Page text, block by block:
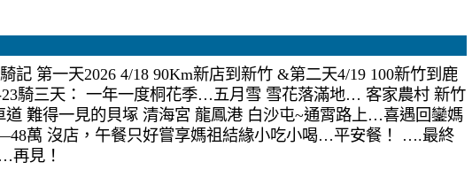
記 第一天2026 4/18 90Km新店到新竹 &第二天4/19 100新竹到鹿
23騎三天： 一年一度桐花季…五月雪 雪花落滿地… 客家農村 新竹
道 難得一見的貝塚 清海宮 龍鳳港 白沙屯~通霄路上…喜遇回鑾媽
萬 沒店，午餐只好嘗享媽祖結緣小吃小喝…平安餐！ ….最終
再見！